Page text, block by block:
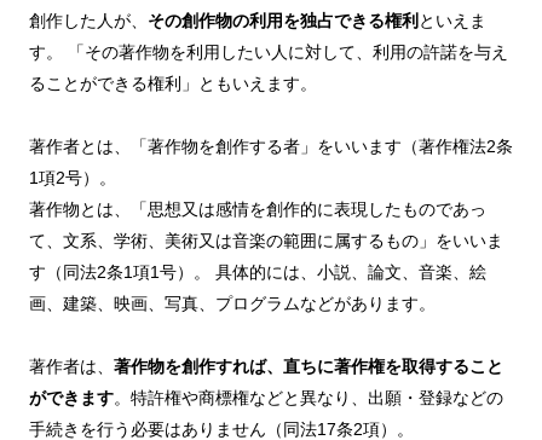
創作した人が、 その創作物の利用を独占できる権利 といえま
す。 「その著作物を利用したい人に対して、利用の許諾を与え
ることができる権利」ともいえます。
著作者とは、「著作物を創作する者」をいいます（著作権法2条
1項2号）。
著作物とは、「思想又は感情を創作的に表現したものであっ
て、文系、学術、美術又は音楽の範囲に属するもの」をいいま
す（同法2条1項1号）。 具体的には、小説、論文、音楽、絵
画、建築、映画、写真、プログラムなどがあります。
著作者は、 著作物を創作すれば、直ちに著作権を取得すること
ができます。特許権や商標権などと異なり、出願・登録などの
手続きを行う必要はありません（同法17条2項）。